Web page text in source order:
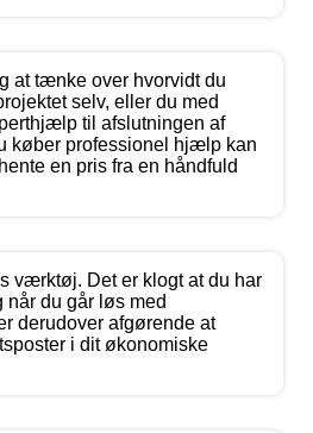
at tænke over hvorvidt du
selv, eller du med
til afslutningen af
køber professionel hjælp kan
en pris fra en håndfuld
værktøj. Det er klogt at du har
du går løs med
derudover afgørende at
i dit økonomiske